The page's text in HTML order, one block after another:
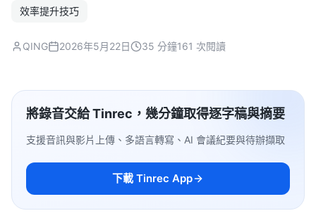
效率提升技巧
QING 2026年5月22日 35 分鐘161 次閱讀
將錄音交給 Tinrec，幾分鐘取得逐字稿與摘要
支援音訊與影片上傳、多語言轉寫、AI 會議紀要與待辦擷取
下載 Tinrec App